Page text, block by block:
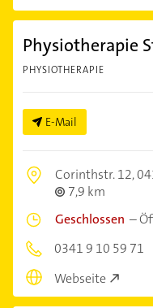
Physiotherapie
PHYSIOTHERAPIE
E-Mail
Corinthstr. 12,
7,9 km
Geschlossen –
0341 9 10 59 71
Webseite